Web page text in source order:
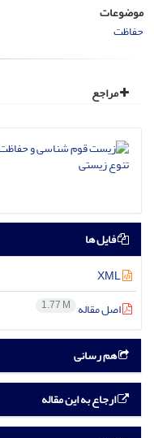
موضوعات
حفاظت
مراجع
فایل ها
اصل مقاله 1.77 M
هم رسانی
ارجاع به این مقاله